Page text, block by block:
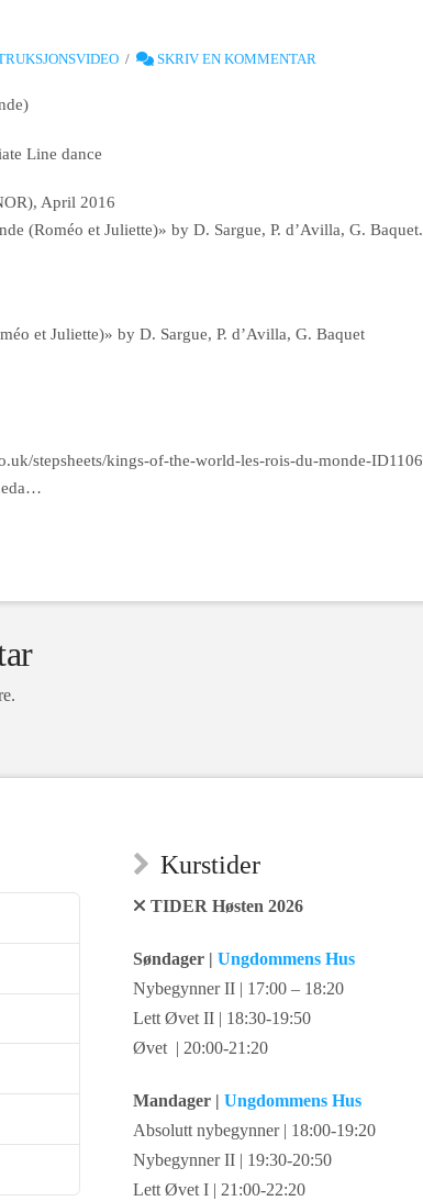
SKRIV EN KOMMENTAR
Line dance
April 2016
(Roméo et Juliette)» by D. Sargue, P. d’Avilla, G.
et Juliette)» by D. Sargue, P. d’Avilla, G. Baquet
stepsheets/kings-of-the-world-les-rois-du-monde-
Kurstider
TIDER Høsten 2026
Søndager | Ungdommens Hus
Nybegynner II | 17:00 – 18:20
Lett Øvet II | 18:30-19:50
Øvet | 20:00-21:20
Mandager | Ungdommens Hus
Absolutt nybegynner | 18:00-19:20
Nybegynner II | 19:30-20:50
Lett Øvet I | 21:00-22:20